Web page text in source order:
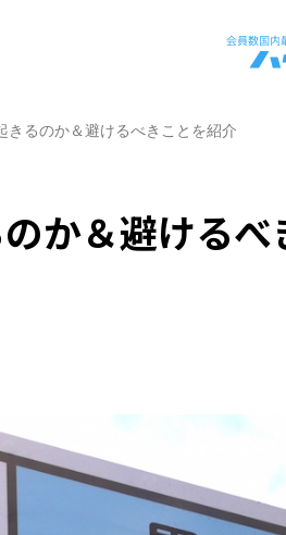
きるのか＆避けるべきことを紹介
か＆避けるべ